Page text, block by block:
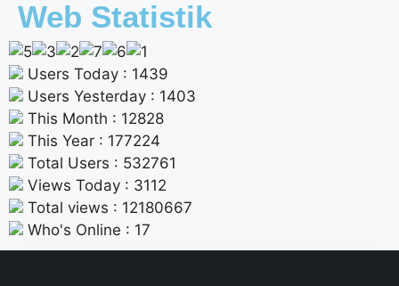
Web Statistik
Users Today : 1439
Users Yesterday : 1403
This Month : 12828
This Year : 177224
Total Users : 532761
Views Today : 3112
Total views : 12180667
Who's Online : 17